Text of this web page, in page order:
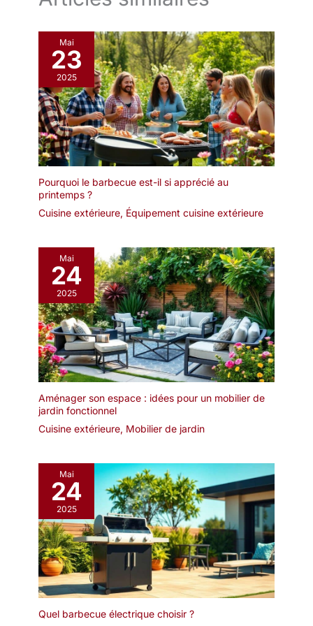
abrasifs après chaque utilisation et de toujours installer la
Mai
23
2025
Pourquoi le barbecue est-il si apprécié au
printemps ?
Cuisine extérieure, Équipement cuisine extérieure
Mai
24
2025
Aménager son espace : idées pour un mobilier de
jardin fonctionnel
Cuisine extérieure, Mobilier de jardin
Mai
24
2025
Quel barbecue électrique choisir ?